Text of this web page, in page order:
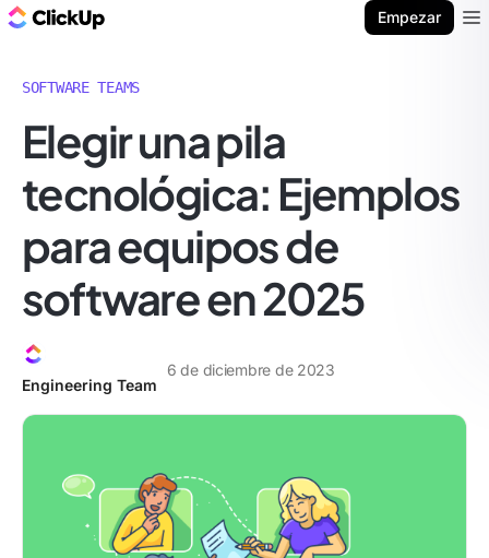
Empezar
SOFTWARE TEAMS
Elegir una pila
tecnológica: Ejemplos
para equipos de
software en 2025
Engineering Team
6 de diciembre de 2023